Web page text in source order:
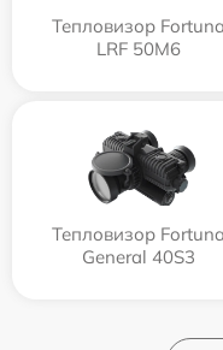
Тепловизор Fortuna
LRF 50M6
Тепловизор Fortuna
General 40S3